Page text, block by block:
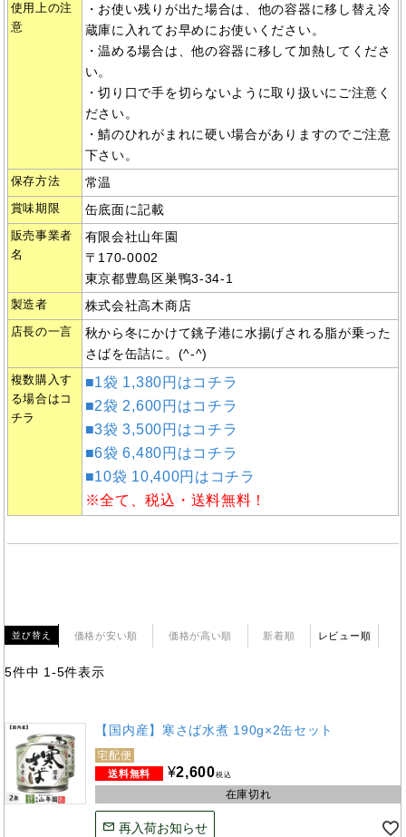
使用上の注
意
・お使い残りが出た場合は、他の容器に移し替え冷
蔵庫に入れてお早めにお使いください。
・温める場合は、他の容器に移して加熱してくださ
い。
・切り口で手を切らないように取り扱いにご注意く
ださい。
・鯖のひれがまれに硬い場合がありますのでご注意
下さい。
保存方法 常温
賞味期限 缶底面に記載
販売事業者
名
有限会社山年園
〒170-0002
東京都豊島区巣鴨3-34-1
製造者 株式会社高木商店
店長の一言
秋から冬にかけて銚子港に水揚げされる脂が乗った
さばを缶詰に。(^-^)
複数購入す
る場合はコ
チラ
■1袋 1,380円はコチラ
■2袋 2,600円はコチラ
■3袋 3,500円はコチラ
■6袋 6,480円はコチラ
■10袋 10,400円はコチラ
※全て、税込・送料無料！
並び替え 価格が安い順 価格が高い順 新着順 レビュー順
5件中 1 -5件表示
【国内産】寒さば水煮 190g×2缶セット
宅配便
¥2,600税込
在庫切れ
再入荷お知らせ